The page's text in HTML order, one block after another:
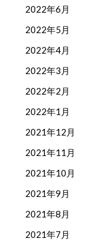
2022年6月
2022年5月
2022年4月
2022年3月
2022年2月
2022年1月
2021年12月
2021年11月
2021年10月
2021年9月
2021年8月
2021年7月